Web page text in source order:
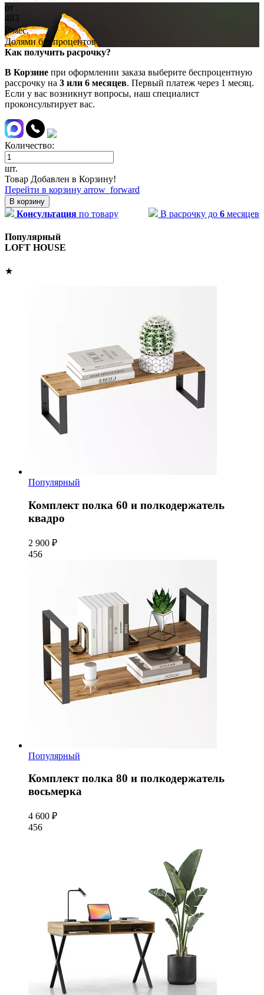
от
483
₽/мес.
Долями без процентов
Как получить расрочку?
В Корзине при оформлении заказа выберите беспроцентную
рассрочку на 3 или 6 месяцев. Первый платеж через 1 месяц.
Если у вас возникнут вопросы, наш специалист
проконсультирует вас.
Количество:
шт.
Товар Добавлен в Корзину!
Перейти в корзину arrow_forward
В корзину
Консультация по товару В расрочку до 6 месяцев
Популярный
LOFT HOUSE
★
Популярный
Комплект полка 60 и полкодержатель
квадро
2 900 ₽
456
Популярный
Комплект полка 80 и полкодержатель
восьмерка
4 600 ₽
456